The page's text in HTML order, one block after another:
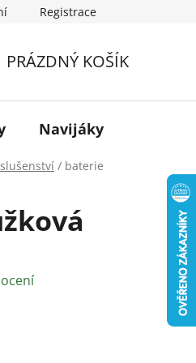
Registrace
PRÁZDNÝ KOŠÍK
Navijáky
/ baterie